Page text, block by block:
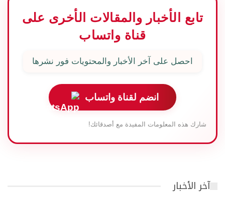
تابع الأخبار والمقالات الأخرى على
قناة واتساب
احصل على آخر الأخبار والمحتويات فور نشرها
انضم لقناة واتساب
شارك هذه المعلومات المفيدة مع أصدقائك!
آخر الأخبار